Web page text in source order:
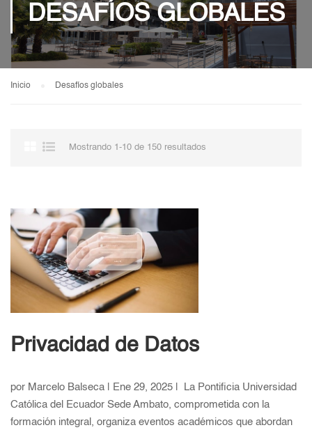
DESAFÍOS GLOBALES
Inicio Desafíos globales
Mostrando 1-10 de 150 resultados
Privacidad de Datos
por Marcelo Balseca | Ene 29, 2025 | La Pontificia Universidad
Católica del Ecuador Sede Ambato, comprometida con la
formación integral, organiza eventos académicos que abordan